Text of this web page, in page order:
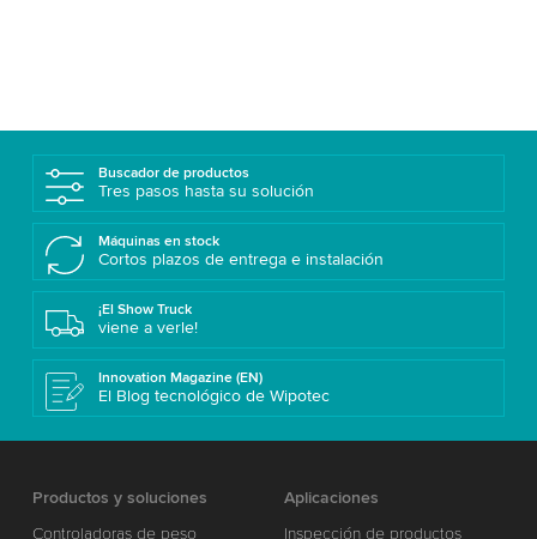
Buscador de productos
Tres pasos hasta su solución
Máquinas en stock
Cortos plazos de entrega e instalación
¡El Show Truck
viene a verle!
Innovation Magazine (EN)
El Blog tecnológico de Wipotec
Productos y soluciones
Controladoras de peso
Aplicaciones
Inspección de productos